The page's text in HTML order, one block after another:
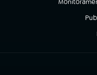
(abre em